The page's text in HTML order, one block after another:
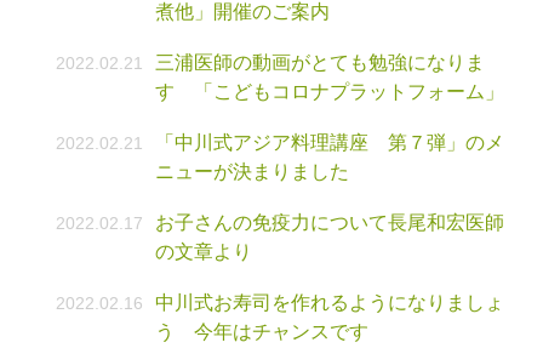
煮他」開催のご案内
2022.02.21
三浦医師の動画がとても勉強になりま
す 「こどもコロナプラットフォーム」
2022.02.21
「中川式アジア料理講座 第７弾」のメ
ニューが決まりました
2022.02.17
お子さんの免疫力について長尾和宏医師
の文章より
2022.02.16
中川式お寿司を作れるようになりましょ
う 今年はチャンスです